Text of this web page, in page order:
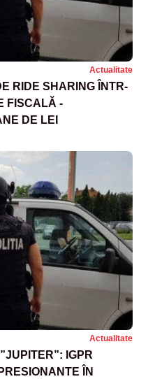
Actualitate
RIDE SHARING ÎNTR-
FISCALĂ -
DE LEI
Actualitate
IGPR
ÎN